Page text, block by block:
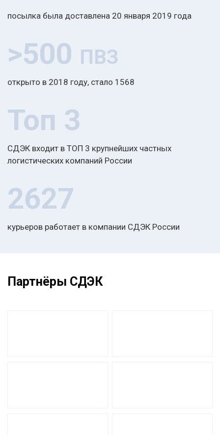
посылка была доставлена 20 января 2019 года
>500 ПВЗ
открыто в 2018 году, стало 1568
Топ 3
СДЭК входит в ТОП 3 крупнейших частных
логистических компаний России
2627
курьеров работает в компании СДЭК России
Партнёры СДЭК